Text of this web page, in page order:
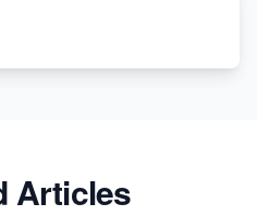
Articles